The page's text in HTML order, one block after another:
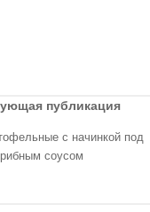
публикация
с начинкой под
соусом